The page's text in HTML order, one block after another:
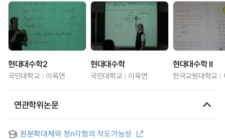
현대대수학2
국민대학교 이옥연
현대대수학
국민대학교 이옥연
현대대수학 II
한국교원대학교
연관학위논문
원분확대체와 정n각형의 작도가능성